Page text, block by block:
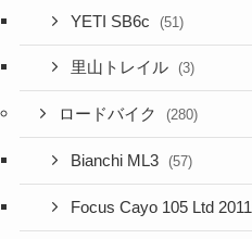
YETI SB6c (51)
里山トレイル (3)
ロードバイク (280)
Bianchi ML3 (57)
Focus Cayo 105 Ltd 2011